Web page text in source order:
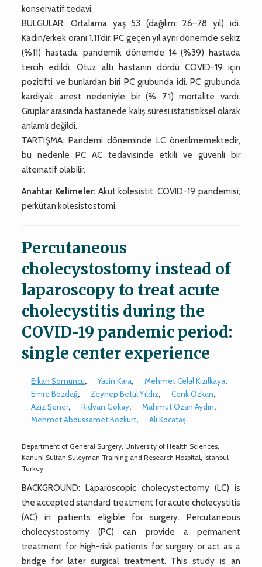
konservatif tedavi.
BULGULAR: Ortalama yaş 53 (dağılım: 26–78 yıl) idi.
Kadın/erkek oranı 1.11’dir. PC geçen yıl aynı dönemde sekiz
(%11) hastada, pandemik dönemde 14 (%39) hastada
tercih edildi. Otuz altı hastanın dördü COVID-19 için
pozitifti ve bunlardan biri PC grubunda idi. PC grubunda
kardiyak arrest nedeniyle bir (% 7.1) mortalite vardı.
Gruplar arasında hastanede kalış süresi istatistiksel olarak
anlamlı değildi.
TARTIŞMA: Pandemi döneminde LC önerilmemektedir,
bu nedenle PC AC tedavisinde etkili ve güvenli bir
alternatif olabilir.
Anahtar Kelimeler: Akut kolesistit, COVID-19 pandemisi;
perkütan kolesistostomi.
Percutaneous
cholecystostomy instead of
laparoscopy to treat acute
cholecystitis during the
COVID-19 pandemic period:
single center experience
Erkan Somuncu, Yasin Kara, Mehmet Celal Kızılkaya,
Emre Bozdağ, Zeynep Betül Yıldız, Cenk Özkan,
Aziz Şener, Rıdvan Gökay, Mahmut Ozan Aydın,
Mehmet Abdussamet Bozkurt, Ali Kocataş
Department of General Surgery, University of Health Sciences,
Kanuni Sultan Suleyman Training and Research Hospital, İstanbul-
Turkey
BACKGROUND: Laparoscopic cholecystectomy (LC) is
the accepted standard treatment for acute cholecystitis
(AC) in patients eligible for surgery. Percutaneous
cholecystostomy (PC) can provide a permanent
treatment for high-risk patients for surgery or act as a
bridge for later surgical treatment. This study is an